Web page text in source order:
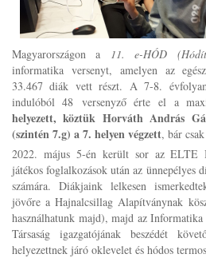
Magyarországon a 11. e-HÓD
informatika versenyt, amelyen az
33.467 diák vett részt. A 7-8.
indulóból 48 versenyző érteel a
helyezett, köztük Horváth András
(szintén 7.g) a 7. helyen végzett, bár csak
2022. május 5-én került sor az ELTE
játékos foglalkozások után az ünnepélyes
számára. Diákjaink lelkesen
jövőre a Hajnalcsillag Alapítványnak
használhatunk majd), majd az
Társaság igazgatójának beszédét
helyezettnek járó oklevelet és hódos